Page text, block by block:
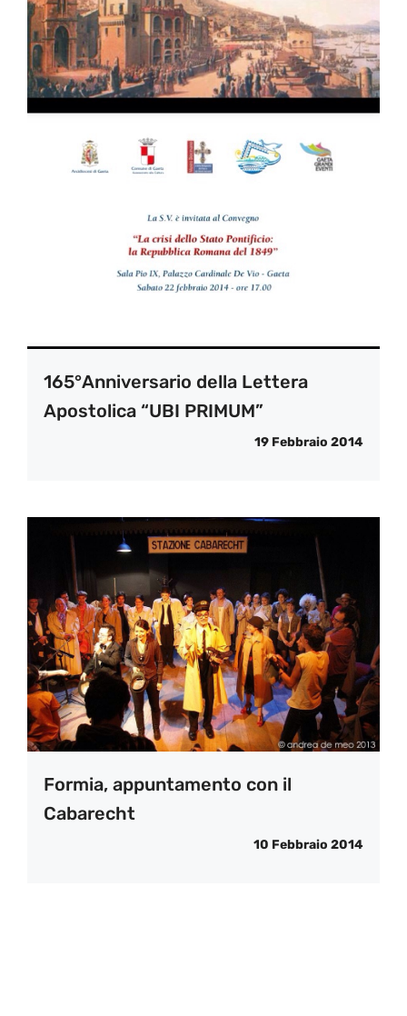
165°Anniversario della Lettera
Apostolica “UBI PRIMUM”
19 Febbraio 2014
Formia, appuntamento con il
Cabarecht
10 Febbraio 2014